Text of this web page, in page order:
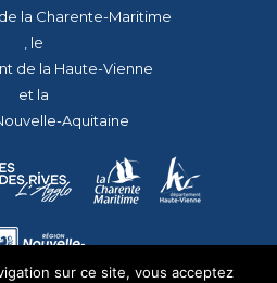
la Charente-Maritime
, le
de la Haute-Vienne
et la
Aquitaine
sur ce site, vous acceptez